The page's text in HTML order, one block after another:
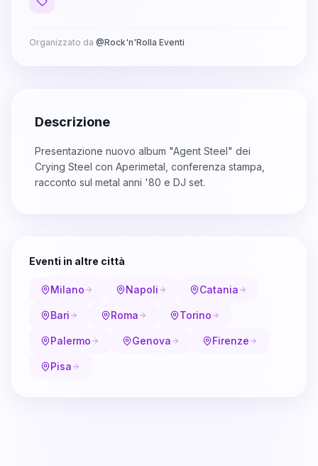
Organizzato da @Rock'n'Rolla Eventi
Descrizione
Presentazione nuovo album "Agent Steel" dei
Crying Steel con Aperimetal, conferenza stampa,
racconto sul metal anni '80 e DJ set.
Eventi in altre città
Milano Napoli Catania
Bari Roma Torino
Palermo Genova Firenze
Pisa